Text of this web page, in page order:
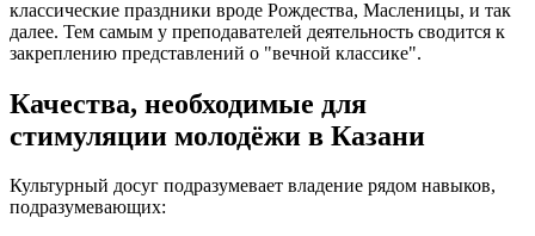
классические праздники вроде Рождества, Масленицы, и так
далее. Тем самым у преподавателей деятельность сводится к
закреплению представлений о "вечной классике".
Качества, необходимые для
стимуляции молодёжи в Казани
Культурный досуг подразумевает владение рядом навыков,
подразумевающих: